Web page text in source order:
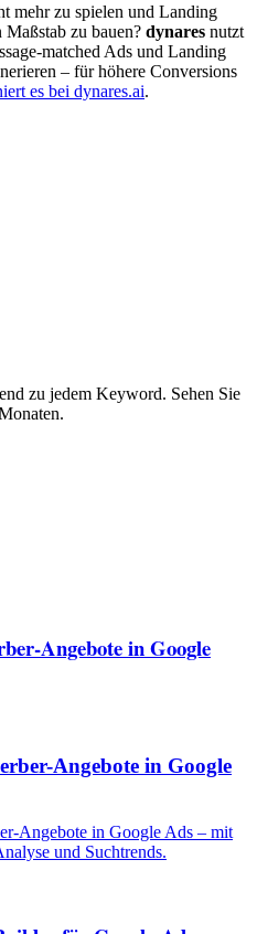
mehr zu spielen und Landing
zu bauen? dynares nutzt
matched Ads und Landing
– für höhere Conversions
es bei dynares.ai.
zu jedem Keyword. Sehen Sie
Angebote in Google
Angebote in Google
Angebote in Google Ads – mit
und Suchtrends.